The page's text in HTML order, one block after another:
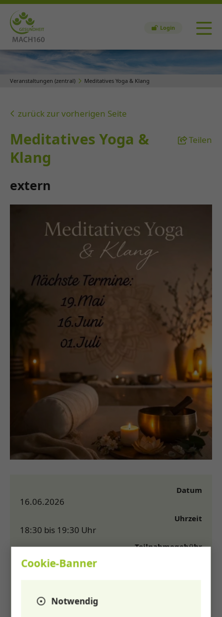
Login
Veranstaltungen (zentral) Meditatives Yoga & Klang
zurück zur vorherigen Seite
Meditatives Yoga &
Klang
Teilen
extern
Datum
16.06.2026
Uhrzeit
18:30 bis 19:30 Uhr
Teilnahmegebühr
24,00 €
Cookie-Banner
Notwendig